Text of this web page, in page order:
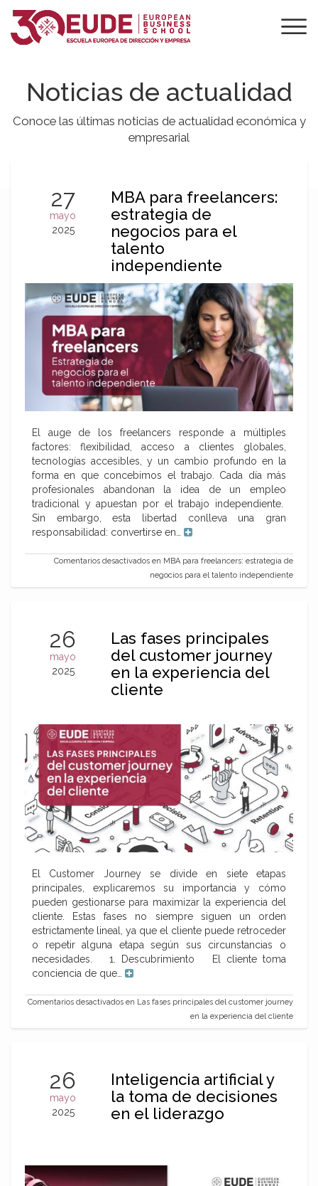
Noticias de actualidad
Conoce las últimas noticias de actualidad económica y
empresarial
27
mayo
2025
MBA para freelancers:
estrategia de
negocios para el
talento
independiente
El auge de los freelancers responde a múltiples
factores: flexibilidad, acceso a clientes globales,
tecnologías accesibles, y un cambio profundo en la
forma en que concebimos el trabajo. Cada día más
profesionales abandonan la idea de un empleo
tradicional y apuestan por el trabajo independiente.
Sin embargo, esta libertad conlleva una gran
responsabilidad: convertirse en…
Comentarios desactivados en MBA para freelancers: estrategia de
negocios para el talento independiente
26
mayo
2025
Las fases principales
del customer journey
en la experiencia del
cliente
El Customer Journey se divide en siete etapas
principales, explicaremos su importancia y cómo
pueden gestionarse para maximizar la experiencia del
cliente. Estas fases no siempre siguen un orden
estrictamente lineal, ya que el cliente puede retroceder
o repetir alguna etapa según sus circunstancias o
necesidades. 1. Descubrimiento El cliente toma
conciencia de que…
Comentarios desactivados en Las fases principales del customer journey
en la experiencia del cliente
26
mayo
2025
Inteligencia artificial y
la toma de decisiones
en el liderazgo